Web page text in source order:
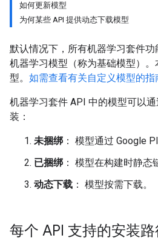
如何更新模型
为何某些 API 提供动态下载模型
默认情况下，所有机器学习套件
机器学习模型（称为基础模型）
型。 如需查看有关自定义模型的指
机器学习套件 API 中的模型可以
装：
未捆绑 ： 模型通过 Google
已捆绑 ： 模型在构建时静态
动态下载 ： 模型按需下载。
每个 API 支持的安装